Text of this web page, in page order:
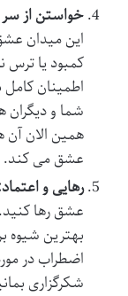
خواستن از
این میدان عشق
کمبود یا ترس
اطمینان کامل
شما و
همین الان آن
عشق می کند.
رهایی و
عشق رها کنید.
بهترین شیوه
اضطراب در
شکرگزاری